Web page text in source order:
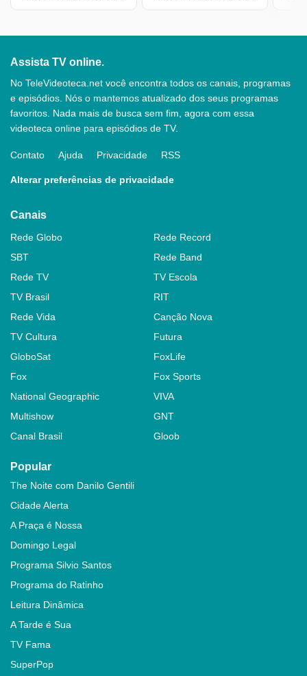
Assista TV online.
No TeleVideoteca.net você encontra todos os canais, programas
e episódios. Nós o mantemos atualizado dos seus programas
favoritos. Nada mais de busca sem fim, agora com essa
videoteca online para episódios de TV.
Contato Ajuda Privacidade RSS
Alterar preferências de privacidade
Canais
Rede Globo
Rede Record
SBT
Rede Band
Rede TV
TV Escola
TV Brasil
RIT
Rede Vida
Canção Nova
TV Cultura
Futura
GloboSat
FoxLife
Fox
Fox Sports
National Geographic
VIVA
Multishow
GNT
Canal Brasil
Gloob
Popular
The Noite com Danilo Gentili
Cidade Alerta
A Praça é Nossa
Domingo Legal
Programa Silvio Santos
Programa do Ratinho
Leitura Dinâmica
A Tarde é Sua
TV Fama
SuperPop